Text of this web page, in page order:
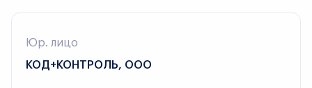
Юр. лицо
КОД+КОНТРОЛЬ, ООО